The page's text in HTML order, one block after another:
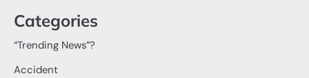
Categories
“Trending News”?
Accident